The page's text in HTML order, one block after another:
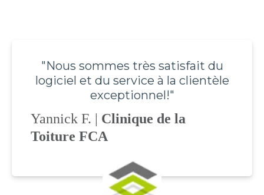
"Nous sommes très satisfait du
logiciel et du service à la clientèle
exceptionnel!"
Yannick F. | Clinique de la
Toiture FCA